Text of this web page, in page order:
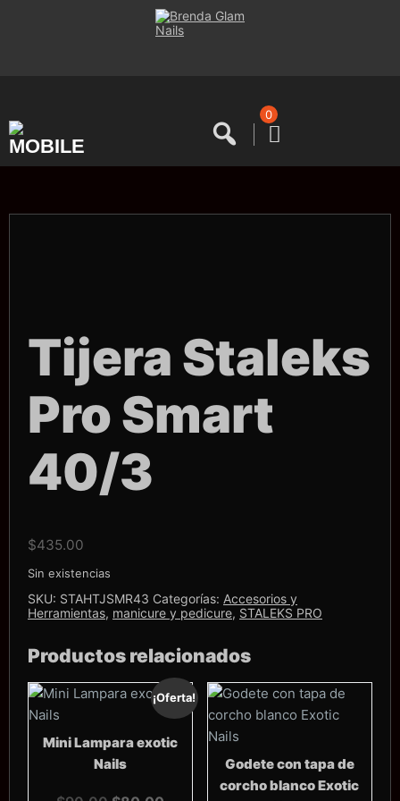
0
Tijera Staleks
Pro Smart
40/3
$435.00
Sin existencias
SKU: STAHTJSMR43 Categorías: Accesorios y
Herramientas, manicure y pedicure, STALEKS PRO
Productos relacionados
¡Oferta!
Mini Lampara exotic
Nails
Godete con tapa de
corcho blanco Exotic